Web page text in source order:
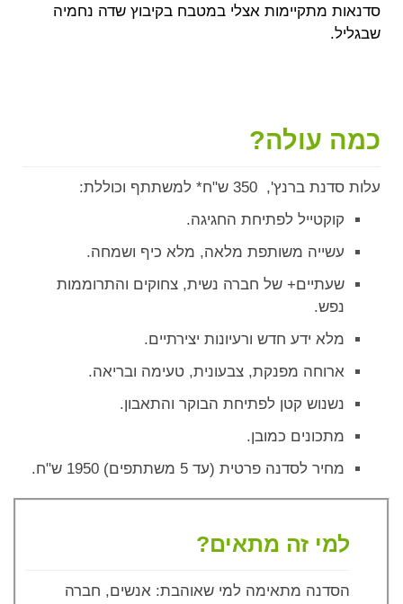
סדנאות מתקיימות אצלי במטבח בקיבוץ שדה נחמיה
שבגליל.
כמה עולה?
עלות סדנת ברנץ', 350 ש"ח* למשתתף וכוללת:
קוקטייל לפתיחת החגיגה.
עשייה משותפת מלאה, מלא כיף ושמחה.
שעתיים+ של חברה נשית, צחוקים והתרוממות
נפש.
מלא ידע חדש ורעיונות יצירתיים.
ארוחה מפנקת, צבעונית, טעימה ובריאה.
נשנוש קטן לפתיחת הבוקר והתאבון.
מתכונים כמובן.
מחיר לסדנה פרטית (עד 5 משתתפים) 1950 ש"ח.
למי זה מתאים?
הסדנה מתאימה למי שאוהבת: אנשים, חברה